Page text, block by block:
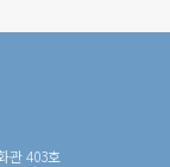
관 403호